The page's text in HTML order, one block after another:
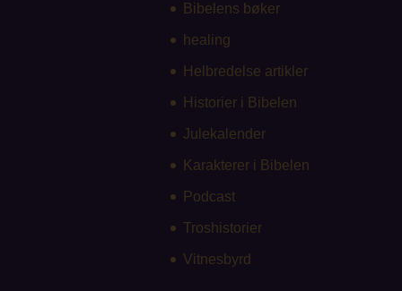
Bibelens bøker
healing
Helbredelse artikler
Historier i Bibelen
Julekalender
Karakterer i Bibelen
Podcast
Troshistorier
Vitnesbyrd